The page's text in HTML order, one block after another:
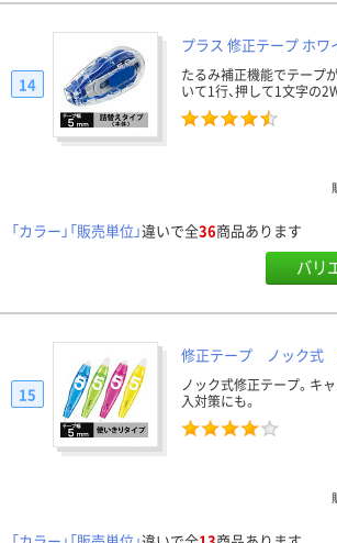
プラス 修正テープ ホワ
たるみ補正機能でテープ
いて1行、押して1文字の
14
「カラー」「販売単位」違いで全36商品あります
バリ
修正テープ ノック式
ノック式修正テープ。キ
入対策にも。
15